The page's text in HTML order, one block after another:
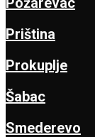
Priština
Prokuplje
Šabac
Smederevo